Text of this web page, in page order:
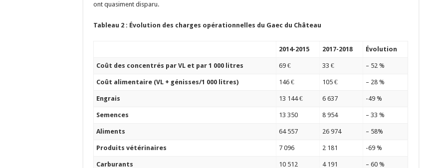
ont quasiment disparu.
Tableau 2 : Évolution des charges opérationnelles du Gaec du Château
2014-2015 2017-2018 Évolution
Coût des concentrés par VL et par 1 000 litres 69 € 33 € – 52 %
Coût alimentaire (VL + génisses/1 000 litres) 146 € 105 € – 28 %
Engrais 13 144 € 6 637 -49 %
Semences 13 350 8 954 – 33 %
Aliments 64 557 26 974 – 58%
Produits vétérinaires 7 096 2 181 -69 %
Carburants 10 512 4 191 – 60 %